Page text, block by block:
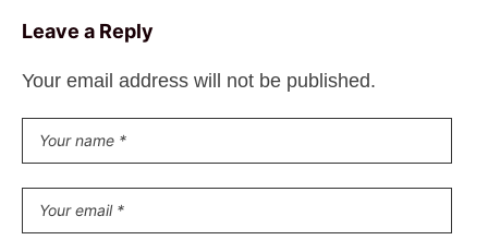
Leave a Reply
Your email address will not be published.